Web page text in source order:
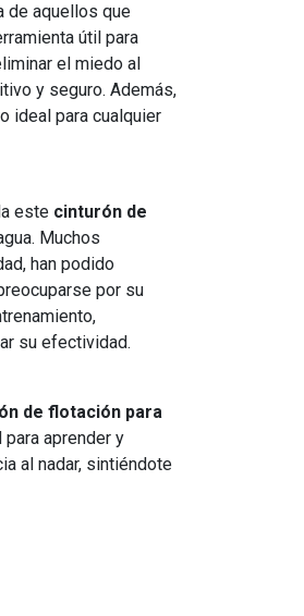
de aquellos que
útil para
el miedo al
y seguro. Además,
ideal para cualquier
este cinturón de
Muchos
han podido
por su
su efectividad.
de flotación para
para aprender y
al nadar, sintiéndote